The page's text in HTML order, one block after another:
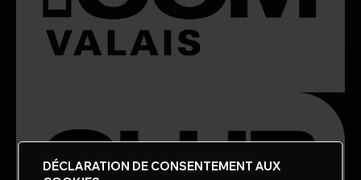
DÉCLARATION DE CONSENTEMENT AUX